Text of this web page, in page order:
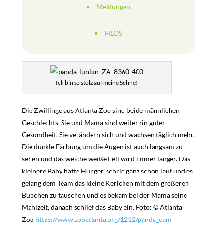
Meldungen
FILOS
Ich bin so stolz auf meine Söhne!
Die Zwillinge aus Atlanta Zoo sind beide männlichen
Geschlechts. Sie und Mama sind weiterhin guter
Gesundheit. Sie verändern sich und wachsen täglich mehr.
Die dunkle Färbung um die Augen ist auch langsam zu
sehen und das weiche weiße Fell wird immer länger. Das
kleinere Baby hatte Hunger, schrie ganz schön laut und es
gelang dem Team das kleine Kerlchen mit dem größeren
Bübchen zu tauschen und es bekam bei der Mama seine
Mahlzeit, danach schlief das Baby ein. Foto: © Atlanta
Zoo https://www.zooatlanta.org/1212/panda_cam